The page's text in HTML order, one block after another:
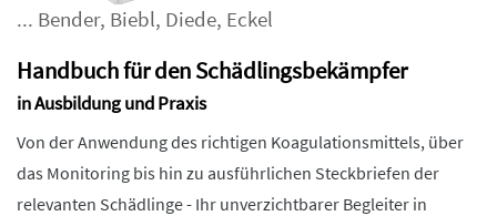
... Bender, Biebl, Diede, Eckel
Handbuch für den Schädlingsbekämpfer
in Ausbildung und Praxis
Von der Anwendung des richtigen Koagulationsmittels, über
das Monitoring bis hin zu ausführlichen Steckbriefen der
relevanten Schädlinge - Ihr unverzichtbarer Begleiter in